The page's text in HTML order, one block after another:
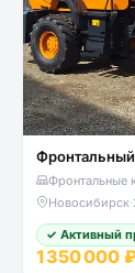
Фронтальный
Фронтальные
Новосибирск·
✓ Активный
1 350 000